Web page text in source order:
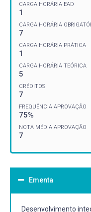
CARGA HORÁRIA EAD
1
CARGA HORÁRIA
7
CARGA HORÁRIA PRÁTICA
1
CARGA HORÁRIA TEÓRICA
5
CRÉDITOS
7
FREQUÊNCIA APROVAÇÃO
75%
NOTA MÉDIA APROVAÇÃO
7
Ementa
Desenvolvimento